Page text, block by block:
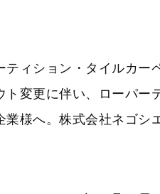
ティション・タイルカー
ト変更に伴い、ローパー
業様へ。株式会社ネゴシ